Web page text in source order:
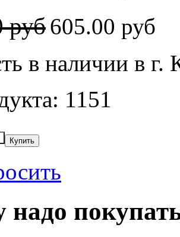
руб605.00 руб
в наличии в г.
1151
надо